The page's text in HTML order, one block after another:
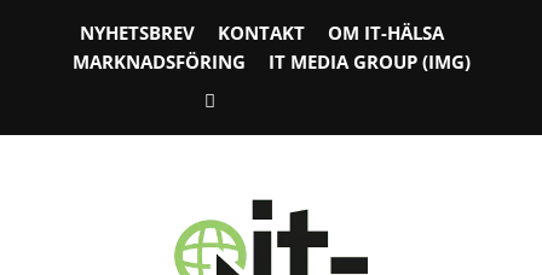
NYHETSBREV KONTAKT
OM IT-HÄLSA
MARKNADSFÖRING
IT MEDIA GROUP (IMG)